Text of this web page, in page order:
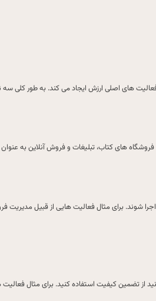
فروشگاه های کتاب، تبلیغات و فروش آنلاین به
شوند. برای مثال فعالیت هایی از قبیل
از تضمین کیفیت استفاده کنید. برای مثال